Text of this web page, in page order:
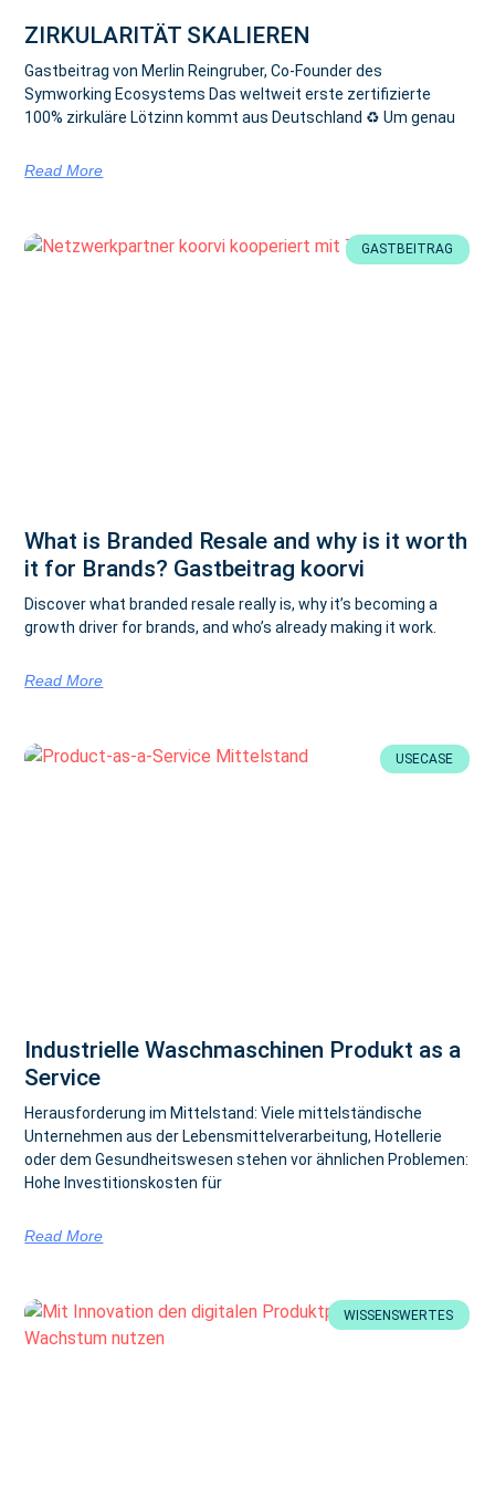
ZIRKULARITÄT SKALIEREN
Gastbeitrag von Merlin Reingruber, Co-Founder des
Symworking Ecosystems Das weltweit erste zertifizierte
100% zirkuläre Lötzinn kommt aus Deutschland ♻ Um genau
Read More
GASTBEITRAG
What is Branded Resale and why is it worth
it for Brands? Gastbeitrag koorvi
Discover what branded resale really is, why it’s becoming a
growth driver for brands, and who’s already making it work.
Read More
USECASE
Industrielle Waschmaschinen Produkt as a
Service
Herausforderung im Mittelstand: Viele mittelständische
Unternehmen aus der Lebensmittelverarbeitung, Hotellerie
oder dem Gesundheitswesen stehen vor ähnlichen Problemen:
Hohe Investitionskosten für
Read More
WISSENSWERTES